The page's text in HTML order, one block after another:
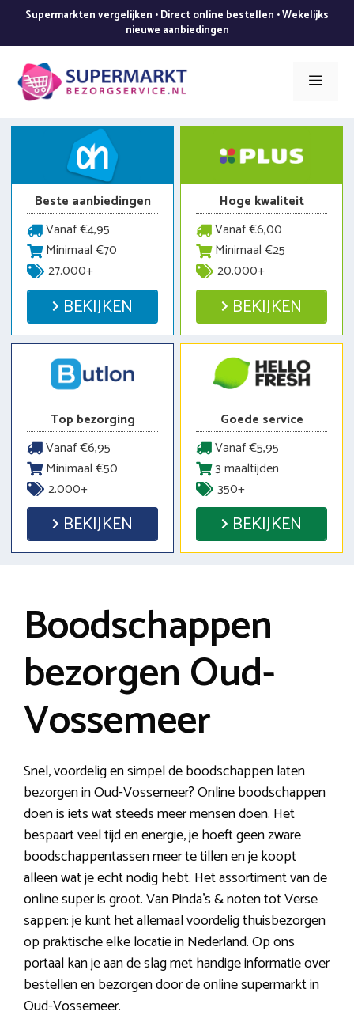
de
inhoud
Supermarkten vergelijken • Direct online bestellen • Wekelijks
nieuwe aanbiedingen
Menu
Beste aanbiedingen
Vanaf €4,95
Minimaal €70
27.000+
BEKIJKEN
Hoge kwaliteit
Vanaf €6,00
Minimaal €25
20.000+
BEKIJKEN
Top bezorging
Vanaf €6,95
Minimaal €50
2.000+
BEKIJKEN
Goede service
Vanaf €5,95
3 maaltijden
350+
BEKIJKEN
Boodschappen
bezorgen Oud-
Vossemeer
Snel, voordelig en simpel de boodschappen laten
bezorgen in Oud-Vossemeer? Online boodschappen
doen is iets wat steeds meer mensen doen. Het
bespaart veel tijd en energie, je hoeft geen zware
boodschappentassen meer te tillen en je koopt
alleen wat je echt nodig hebt. Het assortiment van de
online super is groot. Van Pinda’s & noten tot Verse
sappen: je kunt het allemaal voordelig thuisbezorgen
op praktische elke locatie in Nederland. Op ons
portaal kan je aan de slag met handige informatie over
bestellen en bezorgen door de online supermarkt in
Oud-Vossemeer.